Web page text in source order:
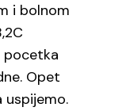
i bolnom
pocetka
Opet
uspijemo.